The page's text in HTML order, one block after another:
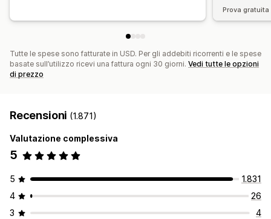
Prova
Tutte le spese sono fatturate in USD. Per gli addebiti ricorrenti e le spese
basate sull’utilizzo ricevi una fattura ogni 30 giorni. Vedi tutte le opzioni
di prezzo
Recensioni (1.871)
Valutazione complessiva
5
5
1.831
4
26
3
4